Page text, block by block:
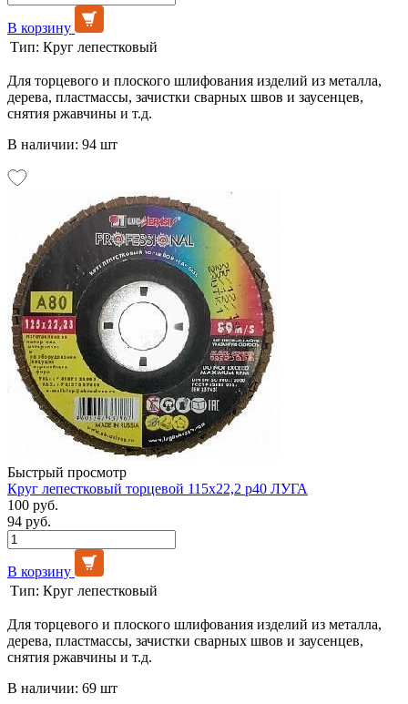
В корзину
Тип: Круг лепестковый
Для торцевого и плоского шлифования изделий из металла,
дерева, пластмассы, зачистки сварных швов и заусенцев,
снятия ржавчины и т.д.
В наличии: 94 шт
Быстрый просмотр
Круг лепестковый торцевой 115х22,2 р40 ЛУГА
100 руб.
94 руб.
В корзину
Тип: Круг лепестковый
Для торцевого и плоского шлифования изделий из металла,
дерева, пластмассы, зачистки сварных швов и заусенцев,
снятия ржавчины и т.д.
В наличии: 69 шт